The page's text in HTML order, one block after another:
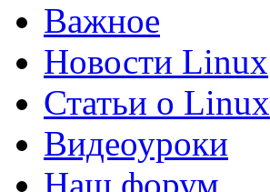
Важное
Новости Linux
Статьи о Linux
Видеоуроки